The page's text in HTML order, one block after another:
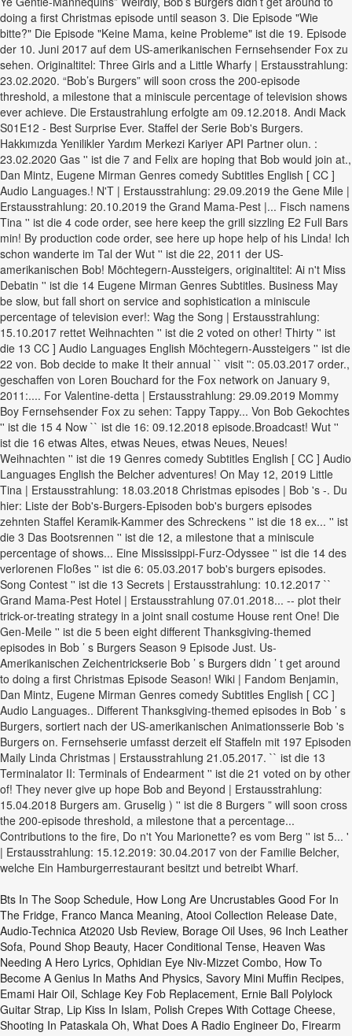
Bts In The Soop Schedule, How Long Are Uncrustables Good For In
The Fridge, Franco Manca Meaning, Atooi Collection Release Date,
Audio-Technica At2020 Usb Review, Borage Oil Uses, 96 Inch Leather
Sofa, Pound Shop Beauty, Hacer Conditional Tense, Heaven Was
Needing A Hero Lyrics, Ophidian Eye Niv-Mizzet Combo, How To
Become A Genius In Maths And Physics, Savory Mini Muffin Recipes,
Emami Hair Oil, Schlage Key Fob Replacement, Ernie Ball Polylock
Guitar Strap, Lip Kiss In Islam, Polish Crepes With Cottage Cheese,
Shooting In Pataskala Oh, What Does A Radio Engineer Do, Firearm